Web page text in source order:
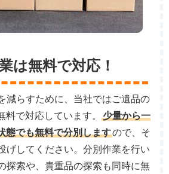
は無料で対応！
減らすために、当社ではご遺品の
料で対応しています。
少量から一
態でも無料で分別しますので、そ
げしてください。分別作業を行い
探索や、貴重品の探索も同時に無